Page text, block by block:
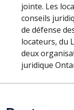
jointe. Les
conseils
de défense
locateurs, du
deux
juridique